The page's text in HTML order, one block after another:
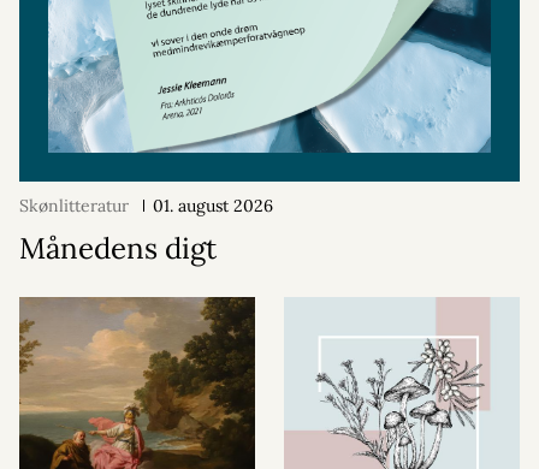
Skønlitteratur 01. august 2026
Månedens digt